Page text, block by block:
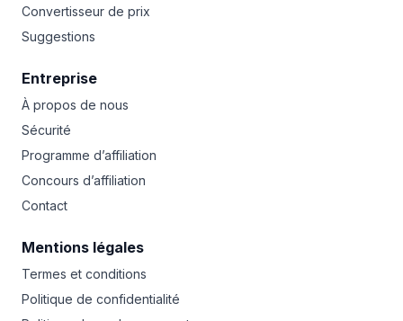
Convertisseur de prix
Suggestions
Entreprise
À propos de nous
Sécurité
Programme d’affiliation
Concours d’affiliation
Contact
Mentions légales
Termes et conditions
Politique de confidentialité